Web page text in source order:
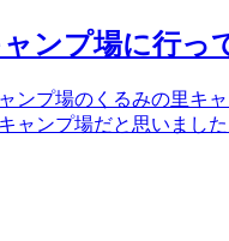
ンプ場に行っ
ンプ場のくるみの里キ
ャンプ場だと思いまし